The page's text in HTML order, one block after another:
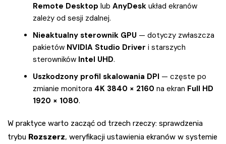
Remote Desktop lub AnyDesk układ ekranów
zależy od sesji zdalnej.
Nieaktualny sterownik GPU — dotyczy zwłaszcza
pakietów NVIDIA Studio Driver i starszych
sterowników Intel UHD.
Uszkodzony profil skalowania DPI — częste po
zmianie monitora 4K 3840 × 2160 na ekran Full HD
1920 × 1080.
W praktyce warto zacząć od trzech rzeczy: sprawdzenia
trybu Rozszerz, weryfikacji ustawienia ekranów w systemie